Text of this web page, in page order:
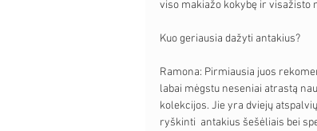
viso makiažo kokybę ir visažisto
Kuo geriausia dažyti antakius?
Ramona: Pirmiausia juos
labai mėgstu neseniai atrastą
kolekcijos. Jie yra dviejų
ryškinti  antakius šešėliais bei